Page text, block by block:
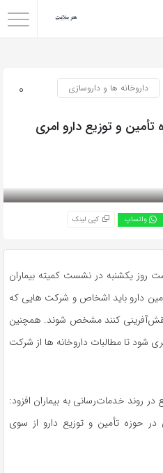
0 داروخانه ها و داروسازی
و توزیع دارو امری
واتساپ کپی لینک
روز یکشنبه در نشست کمیته بیماران
دارو باید اشخاص و شرکت هایی که
نقش‌آفرینی کنند مشخص شوند. همچنین
شود تا مطالبات داروخانه ها از شرکت
روند خدمات‌رسانی به بیماران افزود:
در حوزه تأمین و توزیع دارو از سوی